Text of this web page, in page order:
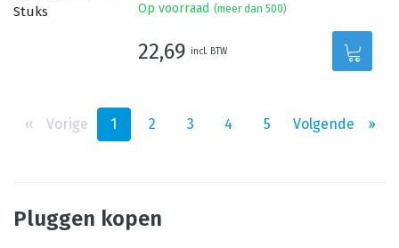
Op voorraad (meer dan 500)
22,69 incl. BTW
‹‹ Vorige 1 2 3 4 5 Volgende ››
Pluggen kopen